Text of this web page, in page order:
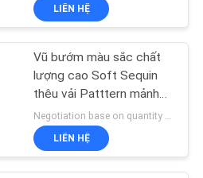
194
LIÊN HỆ
Vũ bướm màu sắc chất
lượng cao Soft Sequin
thêu vải Patttern mảnh
Dye lưới đất cho trang
phục thời trang
LIÊN HỆ